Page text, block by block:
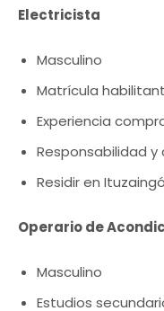
Electricista
Masculino
Matrícula
Experiencia
Responsabilidad
Residir en Ituzaingó
Operario de
Masculino
Estudios